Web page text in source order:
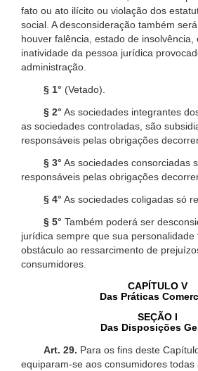
fato ou ato ilícito ou violação dos
social. A desconsideração também
houver falência, estado de insolvência,
inatividade da pessoa jurídica
administração.
§ 1° (Vetado).
§ 2° As sociedades integrantes
as sociedades controladas, são
responsáveis pelas obrigações
§ 3° As sociedades consorciadas
responsáveis pelas obrigações
§ 4° As sociedades coligadas só
§ 5° Também poderá ser
jurídica sempre que sua personalidade
obstáculo ao ressarcimento de
consumidores.
CAPÍTULO V
Das Práticas
SEÇÃO I
Das Disposições
Art. 29. Para os fins deste
equiparam-se aos consumidores todas